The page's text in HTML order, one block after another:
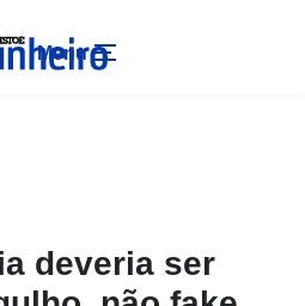
Menu
deveria ser